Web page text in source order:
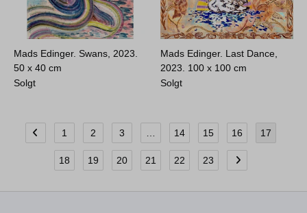
Mads Edinger. Swans, 2023.
50 x 40 cm
Solgt
Mads Edinger. Last Dance,
2023. 100 x 100 cm
Solgt
1 2 3 14 15 16 17
18 19 20 21 22 23